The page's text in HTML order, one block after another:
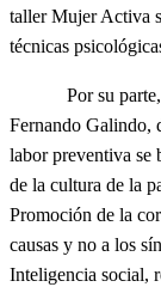
taller Mujer Activa
técnicas
Por su parte, el
Fernando Galindo,
labor preventiva se
de la cultura de la
Promoción de la
causas y no a los
Inteligencia social,